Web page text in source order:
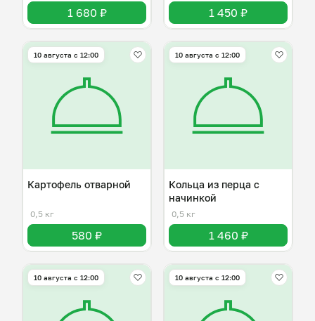
1 680 ₽ 1 450 ₽
10 августа с 12:00
Картофель отварной
0,5 кг
580 ₽
10 августа с 12:00
Кольца из перца с
начинкой
0,5 кг
1 460 ₽
10 августа с 12:00 10 августа с 12:00